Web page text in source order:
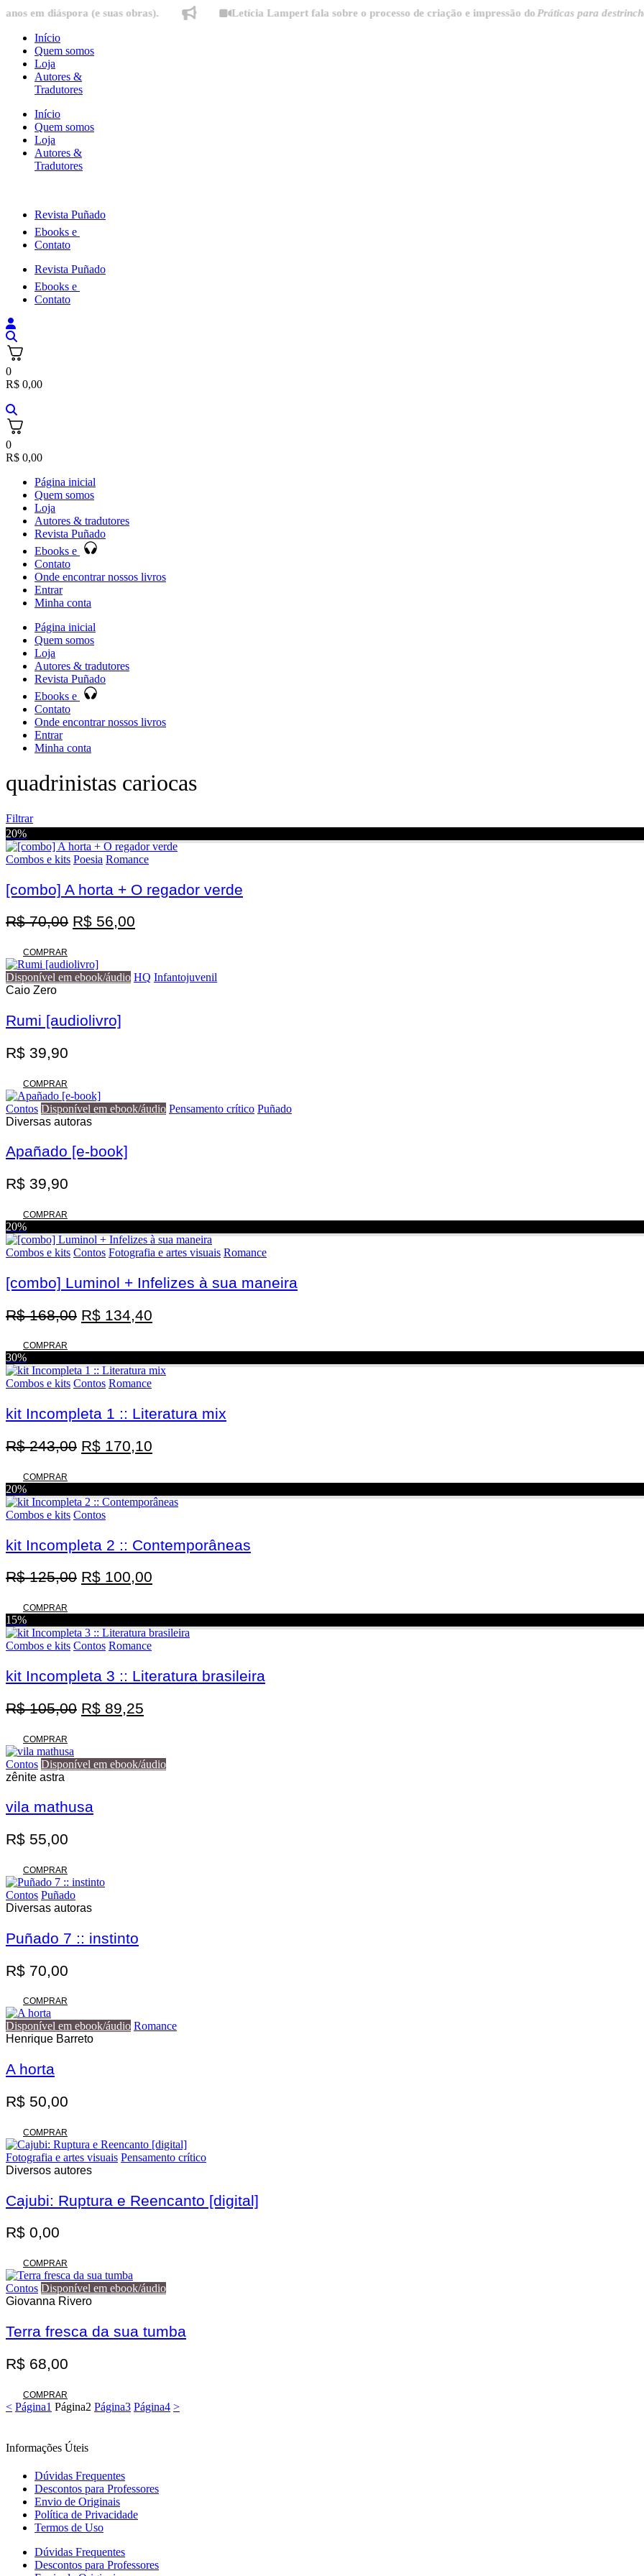
Ir
conteúdo
diáspora (e suas obras). Letícia Lampert fala sobre o processo de criação e impressão doPráticas para destrinchar a
Início
Quem somos
Loja
Autores &
Tradutores
Início
Quem somos
Loja
Autores &
Tradutores
Revista Puñado
Ebooks e
Contato
Revista Puñado
Ebooks e
Contato
0
R$ 0,00
0
R$ 0,00
Página inicial
Quem somos
Loja
Autores & tradutores
Revista Puñado
Ebooks e
Contato
Onde encontrar nossos livros
Entrar
Minha conta
Página inicial
Quem somos
Loja
Autores & tradutores
Revista Puñado
Ebooks e
Contato
Onde encontrar nossos livros
Entrar
Minha conta
quadrinistas cariocas
Filtrar
Promoção
20%
Combos e kits Poesia Romance
[combo] A horta + O regador verde
R$70,00 O
era:
R$ 56,00
é:
COMPRAR
Disponível em ebook/áudio HQ Infantojuvenil
Caio Zero
Rumi [audiolivro]
R$ 39,90
COMPRAR
Contos Disponível em ebook/áudio Pensamento crítico Puñado
Diversas autoras
Apañado [e-book]
R$ 39,90
COMPRAR
20%
Combos e kits Contos Fotografia e artes visuais Romance
[combo] Luminol + Infelizes à sua maneira
R$168,00 O
original
era:
R$ 168,00.
R$ 134,40
atual
é:
COMPRAR
30%
Combos e kits Contos Romance
kit Incompleta 1 :: Literatura mix
R$243,00 O
original
era:
R$ 243,00.
R$ 170,10
atual
é:
COMPRAR
20%
Combos e kits Contos
kit Incompleta 2 :: Contemporâneas
R$125,00 O
original
era:
R$ 125,00.
R$ 100,00
atual
é:
COMPRAR
15%
Combos e kits Contos Romance
kit Incompleta 3 :: Literatura brasileira
R$105,00 O
era:
R$ 89,25
é:
COMPRAR
Contos Disponível em ebook/áudio
zênite astra
vila mathusa
R$ 55,00
COMPRAR
Contos Puñado
Diversas autoras
Puñado 7 :: instinto
R$ 70,00
COMPRAR
Disponível em ebook/áudio Romance
Henrique Barreto
A horta
R$ 50,00
COMPRAR
Fotografia e artes visuais Pensamento crítico
Diversos autores
Cajubi: Ruptura e Reencanto [digital]
R$ 0,00
COMPRAR
Contos Disponível em ebook/áudio
Giovanna Rivero
Terra fresca da sua tumba
R$ 68,00
COMPRAR
< Página1 Página2 Página3 Página4 >
Informações Úteis
Dúvidas Frequentes
Descontos para Professores
Envio de Originais
Política de Privacidade
Termos de Uso
Dúvidas Frequentes
Descontos para Professores